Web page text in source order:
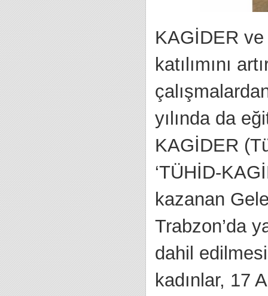
KAGİDER ve
katılımını
yılında da
KAGİDER
‘TÜHİD-
kazanan
Trabzon’da
dahil
kadınlar, 17